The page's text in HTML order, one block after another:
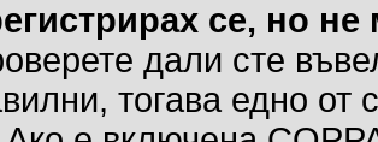
се, но не
дали сте
тогава едно